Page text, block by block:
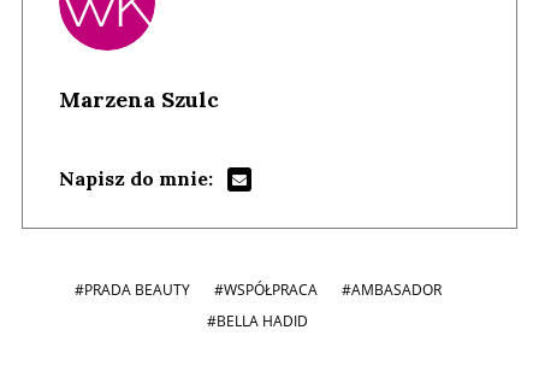
Marzena Szulc
Napisz do mnie:
#PRADA BEAUTY #WSPÓŁPRACA
#AMBASADOR
#BELLA HADID